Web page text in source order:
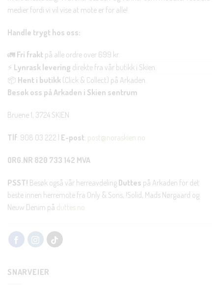
medier fordi vi vil vise at mote er for alle!
Handle trygt hos oss:
🚛 Fri frakt på alle ordre over 699 kr.
⚡ Lynrask levering direkte fra vår butikk i Skien.
📦 Hent i butikk (Click & Collect) på Arkaden.
Besøk oss på Arkaden i Skien sentrum
Bruene 1, 3724 SKIEN
Tlf: 908 03 222 | E-post: post@noraskien.no
ORG.NR 820 733 142 MVA
PSST! Besøk også vår herreavdeling Duttes på Arkaden for det
beste innen herremote fra Only & Sons, !Solid, Mads Nørgaard og
Neuw Denim på duttes.no
SNARVEIER